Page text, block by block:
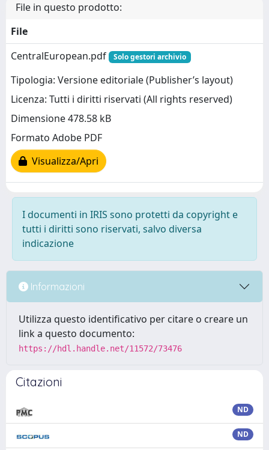
File in questo prodotto:
File
CentralEuropean.pdf
Solo gestori archivio
Tipologia: Versione editoriale (Publisher’s layout)
Licenza: Tutti i diritti riservati (All rights reserved)
Dimensione 478.58 kB
Formato Adobe PDF
Visualizza/Apri
I documenti in IRIS sono protetti da copyright e
tutti i diritti sono riservati, salvo diversa
indicazione
Informazioni
Utilizza questo identificativo per citare o creare un
link a questo documento:
https://hdl.handle.net/11572/73476
Citazioni
ND
ND